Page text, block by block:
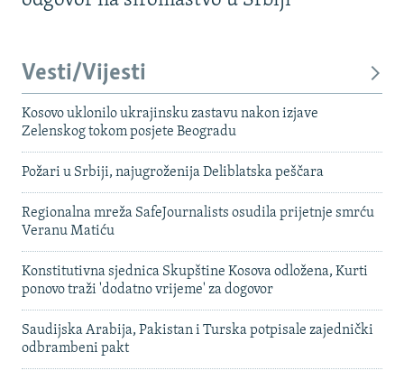
Vesti/Vijesti
Kosovo uklonilo ukrajinsku zastavu nakon izjave
Zelenskog tokom posjete Beogradu
Požari u Srbiji, najugroženija Deliblatska peščara
Regionalna mreža SafeJournalists osudila prijetnje smrću
Veranu Matiću
Konstitutivna sjednica Skupštine Kosova odložena, Kurti
ponovo traži 'dodatno vrijeme' za dogovor
Saudijska Arabija, Pakistan i Turska potpisale zajednički
odbrambeni pakt